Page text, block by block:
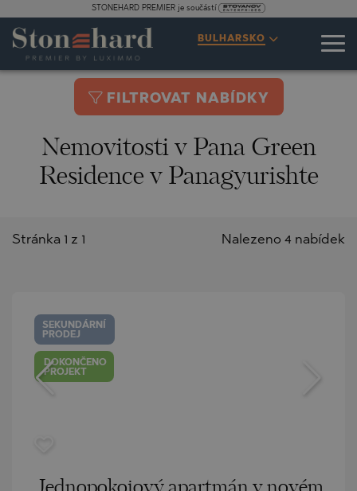
STONEHARD PREMIER je součástí
BULHARSKO
FILTROVAT NABÍDKY
Nemovitosti v Pana Green
Residence v Panagyurishte
Nalezeno 4 nabídek
Stránka 1 z 1
SEKUNDÁRNÍ
PRODEJ
DOKONČENO
PROJEKT